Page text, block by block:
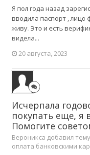
Я пол года назад
вводила паспорт , лицо
живу. Это и есть
видела...
20 августа, 2023
Исчерпала
покупать еще, я
Помогите
Вероникса добавил
оплата банковскими